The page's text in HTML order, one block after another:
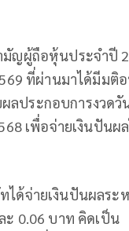
ญผู้ถือหุ้นประจำปี
ที่ผ่านมาได้มีมติ
ลประกอบการงวดวั
เพื่อจ่ายเงินปัน
ด้จ่ายเงินปันผลระห
0.06 บาท คิดเป็น